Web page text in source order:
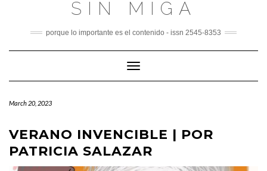
SIN MIGA
porque lo importante es el contenido - issn 2545-8353
Toggle
Navigation
March 20, 2023
VERANO INVENCIBLE | POR
PATRICIA SALAZAR